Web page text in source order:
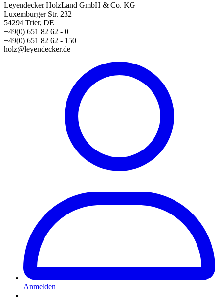
Leyendecker HolzLand GmbH & Co. KG
Luxemburger Str. 232
54294 Trier, DE
+49(0) 651 82 62 - 0
+49(0) 651 82 62 - 150
holz@leyendecker.de
Anmelden